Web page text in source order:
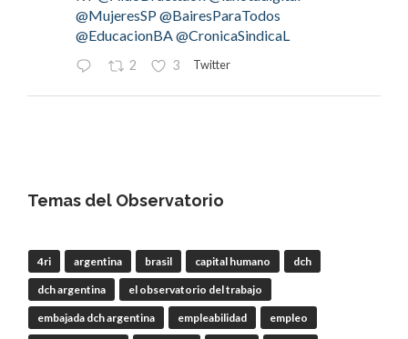
@MujeresSP@BairesParaTodos
@EducacionBA@CronicaSindicaL
2 3 Twitter
Orgánica del#BCRA
RT@lanotadigital@La_Bancaria
@AldoDruettaok@misionesptodos
@SergioOPalazzo @BairesParaTodos
Temas del Observatorio
4ri argentina brasil capital humano dch
dch argentina el observatorio del trabajo
embajada dch argentina empleabilidad empleo